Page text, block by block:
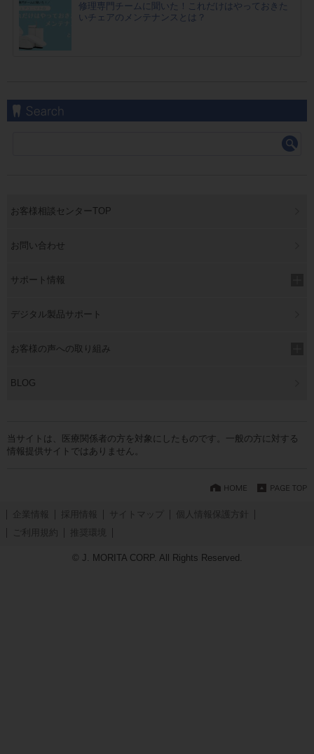
修理専門チームに聞いた！これだけはやっておきた
いチェアのメンテナンスとは？
お客様相談センターTOP
お問い合わせ
サポート情報
デジタル製品サポート
お客様の声への取り組み
BLOG
当サイトは、医療関係者の方を対象にしたものです。一般の方に対する
情報提供サイトではありません。
企業情報 採用情報 サイトマップ
個人情報保護方針
ご利用規約
推奨環境
© J. MORITA CORP. All Rights Reserved.